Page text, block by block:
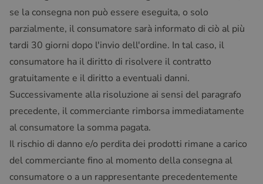
se la consegna non può essere eseguita, o solo
parzialmente, il consumatore sarà informato di ciò al più
tardi 30 giorni dopo l'invio dell'ordine. In tal caso, il
consumatore ha il diritto di risolvere il contratto
gratuitamente e il diritto a eventuali danni.
Successivamente alla risoluzione ai sensi del paragrafo
precedente, il commerciante rimborsa immediatamente
al consumatore la somma pagata.
Il rischio di danno e/o perdita dei prodotti rimane a carico
del commerciante fino al momento della consegna al
consumatore o a un rappresentante precedentemente